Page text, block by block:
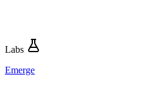
Labs
Emerge